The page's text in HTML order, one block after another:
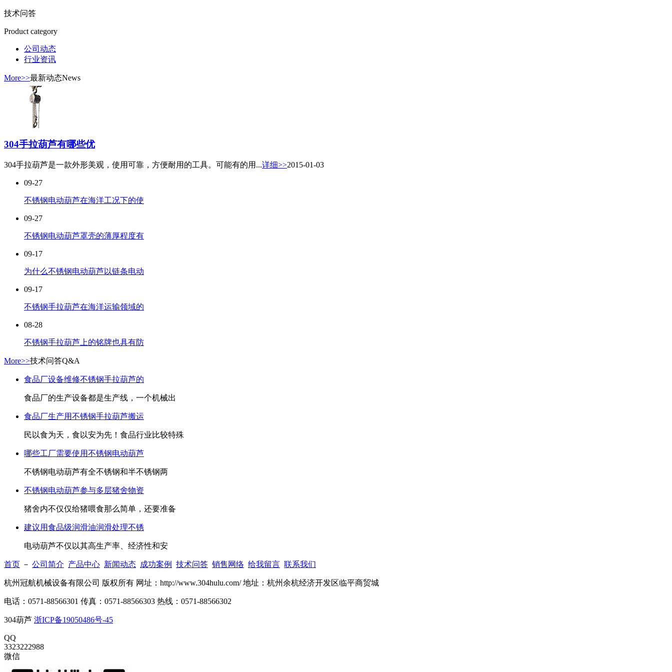
技术问答
Product category
公司动态
行业资讯
More>>最新动态News
304手拉葫芦有哪些优
304手拉葫芦是一款外形美观，使用可靠，方便耐用的工具。可能有的用...详细>>2015-01-03
09-27
不锈钢电动葫芦在海洋工况下的使
09-27
不锈钢电动葫芦罩壳的薄厚程度有
09-17
为什么不锈钢电动葫芦以链条电动
09-17
不锈钢手拉葫芦在海洋运输领域的
08-28
不锈钢手拉葫芦上的铭牌也具有防
More>>技术问答Q&A
食品厂设备维修不锈钢手拉葫芦的
食品厂的生产设备都是生产线，一个机械出
食品厂生产用不锈钢手拉葫芦搬运
民以食为天，食以安为先！食品行业比较特殊
哪些工厂需要使用不锈钢电动葫芦
不锈钢电动葫芦有全不锈钢和半不锈钢两
不锈钢电动葫芦参与多层猪舍物资
猪舍内不仅仅给猪喂食那么简单，还要准备
建议用食品级润滑油润滑处理不锈
电动葫芦不仅以其高生产率、经济性和安
首页 － 公司简介 产品中心 新闻动态 成功案例 技术问答 销售网络 给我留言 联系我们
杭州冠航机械设备有限公司 版权所有 网址：http://www.304hulu.com/ 地址：杭州余杭经济开发区临平商贸城
电话：0571-88566301 传真：0571-88566303 热线：0571-88566302
304葫芦 浙ICP备19050486号-45
QQ
3323222988
微信